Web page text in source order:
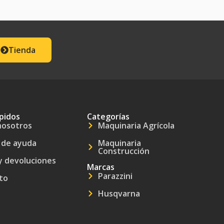
Tienda
ayuda
devoluciones
Categorías
Maquinaria Agrícola
Maquinaria
Construcción
Marcas
Parazzini
Husqvarna